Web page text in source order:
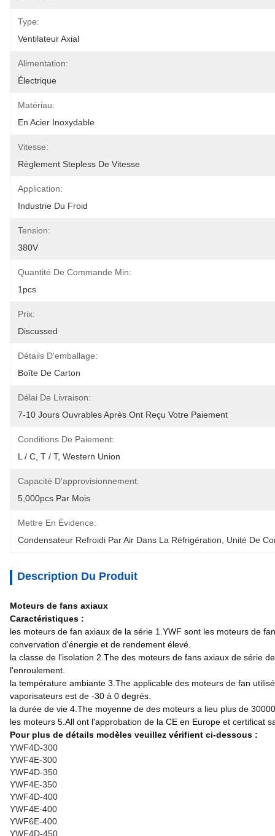
Type:
Ventilateur Axial
Alimentation:
Électrique
Matériau:
En Acier Inoxydable
Vitesse:
Règlement Stepless De Vitesse
Application:
Industrie Du Froid
Tension:
380V
Quantité De Commande Min:
1pcs
Prix:
Discussed
Détails D'emballage:
Boîte De Carton
Délai De Livraison:
7-10 Jours Ouvrables Après Ont Reçu Votre Paiement
Conditions De Paiement:
L / C, T / T, Western Union
Capacité D'approvisionnement:
5,000pcs Par Mois
Mettre En Évidence:
Condensateur Refroidi Par Air Dans La Réfrigération
Unité De
Description Du Produit
Moteurs de fans axiaux
Caractéristiques :
les moteurs de fan axiaux de la série 1.YWF sont les moteurs de
convervation d'énergie et de rendement élevé.
la classe de l'isolation 2.The des moteurs de fans axiaux de série
l'enroulement.
la température ambiante 3.The applicable des moteurs de fan
vaporisateurs est de -30 à 0 degrés.
la durée de vie 4.The moyenne de des moteurs a lieu plus de
les moteurs 5.All ont l'approbation de la CE en Europe et certificat
Pour plus de détails modèles veuillez vérifient ci-dessous :
YWF4D-300
YWF4E-300
YWF4D-350
YWF4E-350
YWF4D-400
YWF4E-400
YWF6E-400
YWF4D-450